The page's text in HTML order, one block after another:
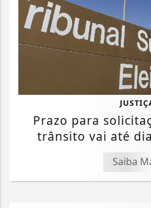
Prazo para
trânsito vai até
Saiba